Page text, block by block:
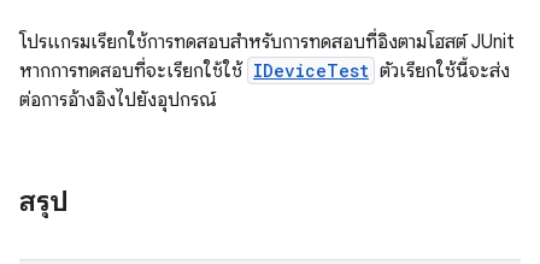
โปรแกรมเรียกใช้การทดสอบสำหรับการทดสอบที่อิงตามโฮสต์ JUnit
หากการทดสอบที่จะเรียกใช้ใช้ IDeviceTest ตัวเรียกใช้นี้จะส่ง
ต่อการอ้างอิงไปยังอุปกรณ์
สรุป